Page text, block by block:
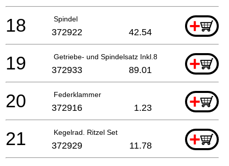
Spindel +
18 372922 42.54
Getriebe- und Spindelsatz Inkl.8,12-15,17,18,21
+
19 372933 89.01
Federklammer +
20 372916 1.23
Kegelrad. Ritzel Set +
21 372929 11.78